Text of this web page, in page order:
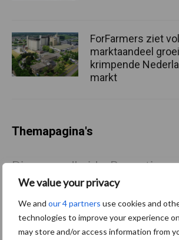
We value your privacy
We and our 4 partners use cookies and
technologies to improve your experience
may store and/or access information from
ForFarmers ziet
marktaandeel
krimpende
markt
Themapagina's
Diergezondheid Bemesting
Mastitis